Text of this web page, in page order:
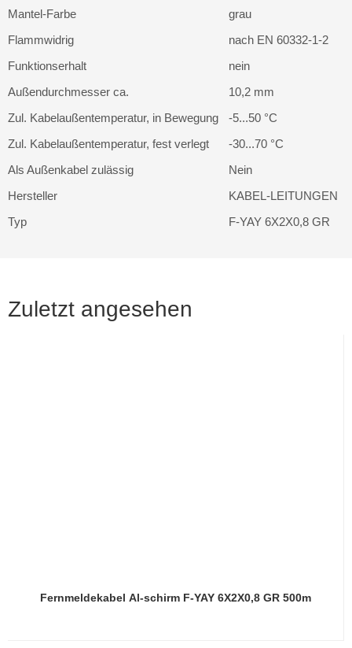
Mantel-Farbe
grau
Flammwidrig
nach EN 60332-1-2
Funktionserhalt
nein
Außendurchmesser ca.
10,2 mm
Zul. Kabelaußentemperatur, in Bewegung
-5...50 °C
Zul. Kabelaußentemperatur, fest verlegt
-30...70 °C
Als Außenkabel zulässig
Nein
Hersteller
KABEL-LEITUNGEN
Typ
F-YAY 6X2X0,8 GR
Zuletzt angesehen
Fernmeldekabel Al-schirm F-YAY 6X2X0,8 GR 500m